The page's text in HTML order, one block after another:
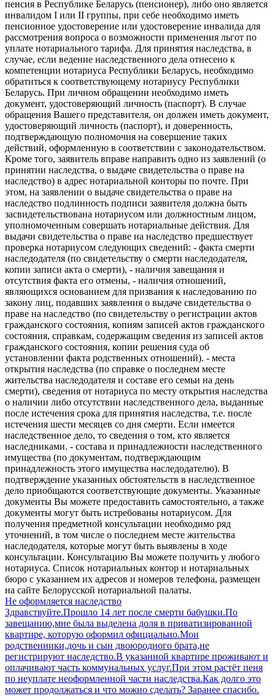
пенсия в Республике Беларусь (пенсионер), либо оно является
инвалидом I или II группы, при себе необходимо иметь
пенсионное удостоверение или удостоверение инвалида для
рассмотрения вопроса о возможности применения льгот по
уплате нотариального тарифа. Для принятия наследства, в
случае, если ведение наследственного дела отнесено к
компетенции нотариуса Республики Беларусь, необходимо
обратиться к соответствующему нотариусу Республики
Беларусь. При личном обращении необходимо иметь
документ, удостоверяющий личность (паспорт). В случае
обращения Вашего представителя, он должен иметь документ,
удостоверяющий личность (паспорт), и доверенность,
подтверждающую полномочия на совершение таких
действий, оформленную в соответствии с законодательством.
Кроме того, заявитель вправе направить одно из заявлений (о
принятии наследства, о выдаче свидетельства о праве на
наследство) в адрес нотариальной конторы по почте. При
этом, на заявлении о выдаче свидетельства о праве на
наследство подлинность подписи заявителя должна быть
засвидетельствована нотариусом или должностным лицом,
уполномоченным совершать нотариальные действия. Для
выдачи свидетельства о праве на наследство предшествует
проверка нотариусом следующих сведений: - факта смерти
наследодателя (по свидетельству о смерти наследодателя,
копии записи акта о смерти), - наличия завещания и
отсутствия факта его отмены, - наличия отношений,
являющихся основанием для призвания к наследованию по
закону лиц, подавших заявления о выдаче свидетельства о
праве на наследство (по свидетельству о регистрации актов
гражданского состояния, копиям записей актов гражданского
состояния, справкам, содержащим сведения из записей актов
гражданского состояния, копии решения суда об
установлении факта родственных отношений). - места
открытия наследства (по справке о последнем месте
жительства наследодателя и составе его семьи на день
смерти), сведения от нотариуса по месту открытия наследства
о наличии либо отсутствии наследственного дела, выданные
после истечения срока для принятия наследства, т.е. после
истечения шести месяцев со дня смерти. Если имеется
наследственное дело, то сведения о том, кто является
наследниками. - состава и принадлежности наследственного
имущества (по документам, подтверждающим
принадлежность этого имущества наследодателю). В
подтверждение указанных обстоятельств в наследственное
дело приобщаются соответствующие документы. Указанные
документы Вы можете предоставить самостоятельно, а также
документы могут быть истребованы нотариусом. Для
получения предметной консультации необходимо ряд
уточнений, в том числе о последнем месте жительства
наследодателя, которые могут быть выявлены в ходе
консультации. Консультацию Вы можете получить у любого
нотариуса. Список нотариальных контор и нотариальных
бюро с указанием их адресов и номеров телефона, размещен
на сайте Белорусской нотариальной палаты.
Не оформляется наследство
Здравствуйте.Прошло 14 лет после смерти бабушки.По
завещанию,мне была выделена доля в приватизированной
квартире, которую оформил официально.Мои
родственники,дочь и сын двоюродного брата,не
регистрируют наследство.В указанной квартире проживают и
оплачивают часть коммунальных услуг.При этом растёт пеня
по неуплате неоформленной части наследства.Как долго это
может продолжаться и что можно сделать? Заранее спасибо.